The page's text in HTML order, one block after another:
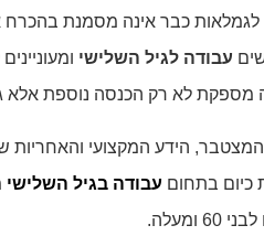
לגמלאות כבר אינה מסמנת בהכרח
עבודה לגיל השלישי
מספקת לא רק הכנסה נוספת
המצטבר, הידע המקצועי
כיום בתחום עבודה בגיל השלישי
ומעלה.